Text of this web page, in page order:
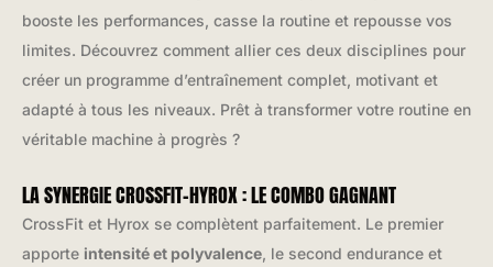
booste les performances, casse la routine et repousse vos
limites. Découvrez comment allier ces deux disciplines pour
créer un programme d’entraînement complet, motivant et
adapté à tous les niveaux. Prêt à transformer votre routine en
véritable machine à progrès ?
LA SYNERGIE CROSSFIT-HYROX : LE COMBO GAGNANT
CrossFit et Hyrox se complètent parfaitement. Le premier
apporte intensité et polyvalence , le second endurance et